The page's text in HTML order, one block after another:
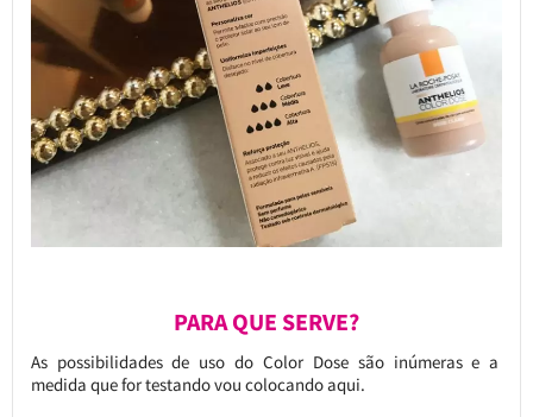
PARA QUE SERVE?
As possibilidades de uso do Color Dose são inúmeras e a
medida que for testando vou colocando aqui.